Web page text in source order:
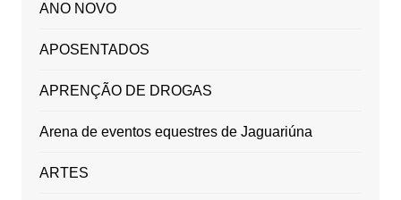
ANO NOVO
APOSENTADOS
APRENÇÃO DE DROGAS
Arena de eventos equestres de Jaguariúna
ARTES